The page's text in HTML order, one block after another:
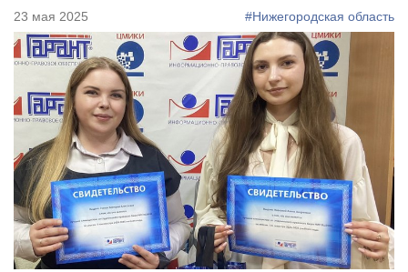
23 мая 2025 #Нижегородская область